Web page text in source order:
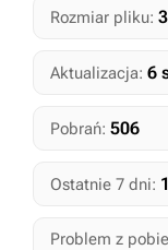
Rozmiar pliku:
Aktualizacja: 6
Pobrań: 506
Ostatnie 7 dni: 1
Problem z